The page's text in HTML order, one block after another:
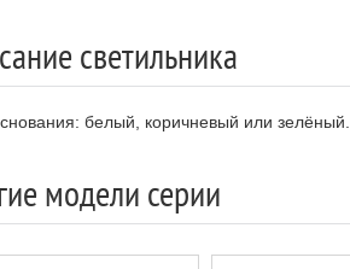
светильника
белый, коричневый или зелёный.
модели серии